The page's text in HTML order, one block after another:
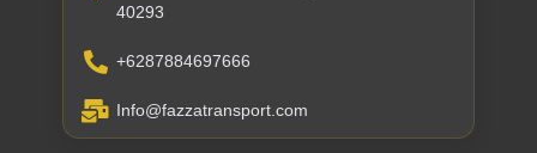
40293
+6287884697666
Info@fazzatransport.com